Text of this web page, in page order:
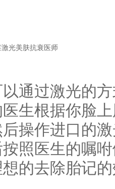
激光美肤抗衰医师
过激光的方
生根据你脸
操作进口的
照医生的嘱
的去除胎记